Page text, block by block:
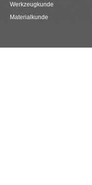
Werkzeugkunde
Materialkunde